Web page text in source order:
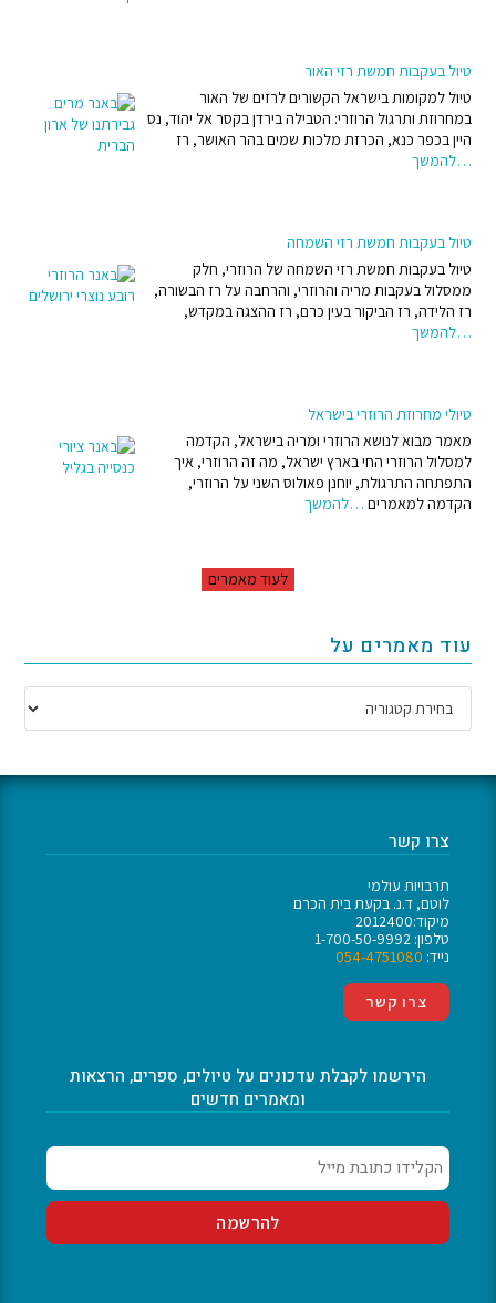
טיול בעקבות חמשת רזי האור
טיול למקומות בישראל הקשורים לרזים של האור
במחרוזת ותרגול הרוזרי: הטבילה בירדן בקסר אל יהוד, נס
היין בכפר כנא, הכרזת מלכות שמים בהר האושר, רז
…להמשך
טיול בעקבות חמשת רזי השמחה
טיול בעקבות חמשת רזי השמחה של הרוזרי, חלק
ממסלול בעקבות מריה והרוזרי, והרחבה על רז הבשורה,
רז הלידה, רז הביקור בעין כרם, רז ההצגה במקדש,
…להמשך
טיולי מחרוזת הרוזרי בישראל
מאמר מבוא לנושא הרוזרי ומריה בישראל, הקדמה
למסלול הרוזרי החי בארץ ישראל, מה זה הרוזרי, איך
התפתחה התרגולת, יוחנן פאולוס השני על הרוזרי,
הקדמה למאמרים…להמשך
לעוד מאמרים
עוד מאמרים על
צרו קשר
תרבויות עולמי
לוטם, ד.נ. בקעת בית הכרם
מיקוד:2012400
טלפון: 1-700-50-9992
נייד:054-4751080
צרו קשר
הירשמו לקבלת עדכונים על טיולים, ספרים, הרצאות
ומאמרים חדשים